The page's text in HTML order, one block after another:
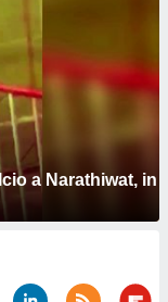
a Narathiwat, in